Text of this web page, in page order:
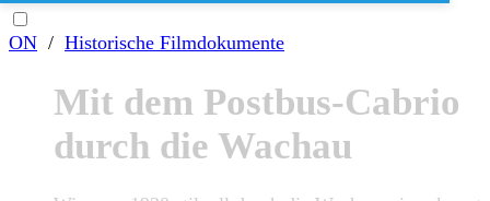
ON / Historische Filmdokumente
Mit dem Postbus-Cabrio
durch die Wachau